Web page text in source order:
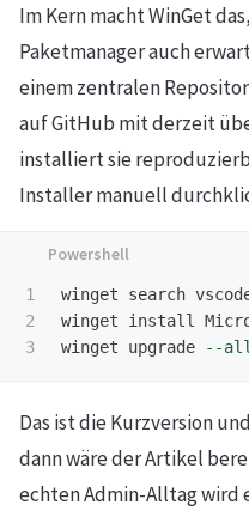
Im Kern macht WinGet
Paketmanager auch
einem zentralen
auf GitHub mit derzeit
installiert sie
Installer manuell
1
2
winget search
winget
install
winget
upgrade --all
Das ist die Kurzversion
dann wäre der Artikel
echten Admin-Alltag wird